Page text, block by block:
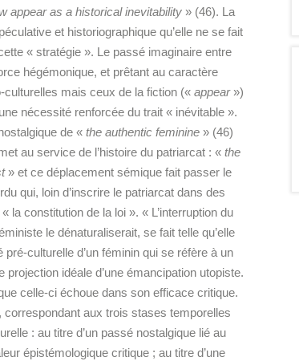
appear as a historical inevitability» (46). La
et historiographique qu’elle ne se fait
« stratégie ». Le passé imaginaire entre
hégémonique, et prêtant au caractère
mais ceux de la fiction (« appear»)
nécessité renforcée du trait « inévitable ».
de « the authentic feminine» (46)
au service de l’histoire du patriarcat : « the
» et ce déplacement sémique fait passer le
qui, loin d’inscrire le patriarcat dans des
constitution de la loi ». « L’interruption du
le dénaturaliserait, se fait telle qu’elle
pré-culturelle d’un féminin qui se réfère à un
idéale d’une émancipation utopiste.
celle-ci échoue dans son efficace critique.
aux trois stases temporelles
: au titre d’un passé nostalgique lié au
épistémologique critique ; au titre d’une